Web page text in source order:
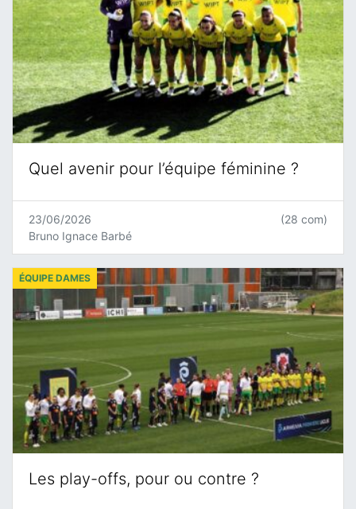
Quel avenir pour l’équipe féminine ?
23/06/2026
Bruno Ignace Barbé
(28 com)
Les play-offs, pour ou contre ?
ÉQUIPE DAMES